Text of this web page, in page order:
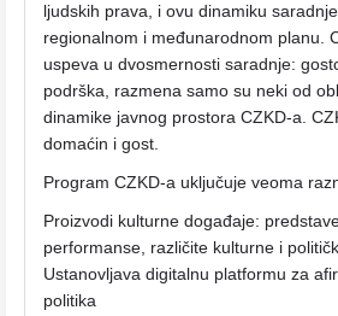
ljudskih prava, i ovu dinamiku
regionalnom i međunarodnom planu.
uspeva u dvosmernosti saradnje:
podrška, razmena samo su neki od
dinamike javnog prostora CZKD-a.
domaćin i gost.
Program CZKD-a uključuje veoma
Proizvodi kulturne događaje:
performanse, različite kulturne i
Ustanovljava digitalnu platformu za
politika